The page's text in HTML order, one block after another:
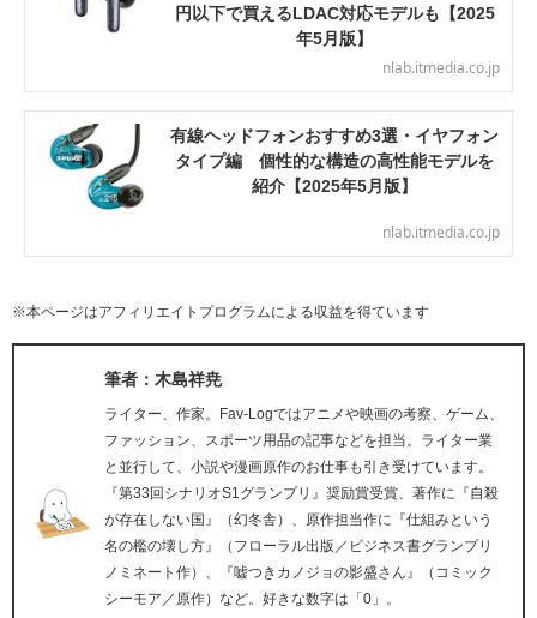
円以下で買えるLDAC対応モデルも【2025
年5月版】
nlab.itmedia.co.jp
有線ヘッドフォンおすすめ3選・イヤフォン
タイプ編 個性的な構造の高性能モデルを
紹介【2025年5月版】
nlab.itmedia.co.jp
※本ページはアフィリエイトプログラムによる収益を得ています
筆者：木島祥尭
ライター、作家。Fav-Logではアニメや映画の考察、ゲーム、
ファッション、スポーツ用品の記事などを担当。ライター業
と並行して、小説や漫画原作のお仕事も引き受けています。
『第33回シナリオS1グランプリ』奨励賞受賞、著作に『自殺
が存在しない国』（幻冬舎）、原作担当作に『仕組みという
名の檻の壊し方』（フローラル出版／ビジネス書グランプリ
ノミネート作）、『嘘つきカノジョの影盛さん』（コミック
シーモア／原作）など。好きな数字は「0」。